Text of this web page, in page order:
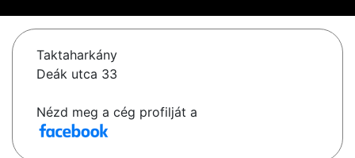
Taktaharkány
Deák utca 33
Nézd meg a cég profilját a